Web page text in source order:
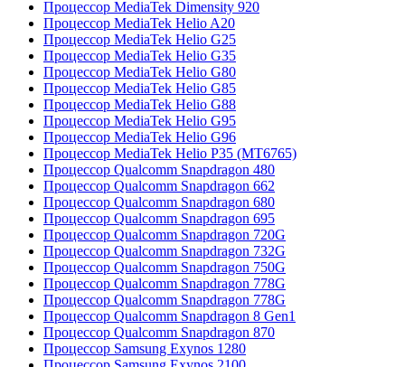
Процессор MediaTek Dimensity 920
Процессор MediaTek Helio A20
Процессор MediaTek Helio G25
Процессор MediaTek Helio G35
Процессор MediaTek Helio G80
Процессор MediaTek Helio G85
Процессор MediaTek Helio G88
Процессор MediaTek Helio G95
Процессор MediaTek Helio G96
Процессор MediaTek Helio P35 (MT6765)
Процессор Qualcomm Snapdragon 480
Процессор Qualcomm Snapdragon 662
Процессор Qualcomm Snapdragon 680
Процессор Qualcomm Snapdragon 695
Процессор Qualcomm Snapdragon 720G
Процессор Qualcomm Snapdragon 732G
Процессор Qualcomm Snapdragon 750G
Процессор Qualcomm Snapdragon 778G
Процессор Qualcomm Snapdragon 778G
Процессор Qualcomm Snapdragon 8 Gen1
Процессор Qualcomm Snapdragon 870
Процессор Samsung Exynos 1280